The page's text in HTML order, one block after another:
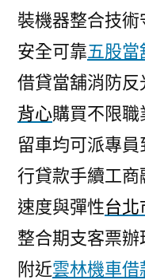
裝機器整合技
安全可靠五股當
借貸當舖消防
背心購買不限
留車均可派專員
行貸款手續工
速度與彈性台北
整合期支客票
附近雲林機車借